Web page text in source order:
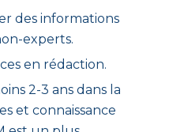
des informations
experts.
en rédaction.
2-3 ans dans la
et connaissance